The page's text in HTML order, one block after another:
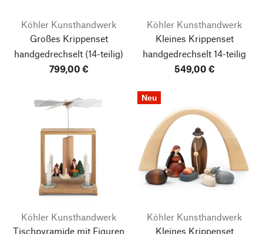
Köhler Kunsthandwerk
Großes Krippenset
handgedrechselt (14-teilig)
799,00 €
Köhler Kunsthandwerk
Kleines Krippenset
handgedrechselt 14-teilig
549,00 €
Köhler Kunsthandwerk
Tischpyramide mit Figuren
Neu
Köhler Kunsthandwerk
Kleines Krippenset